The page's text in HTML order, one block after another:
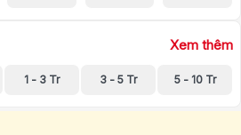
Xem thêm
1 - 3 Tr 3 - 5 Tr 5 - 10 Tr